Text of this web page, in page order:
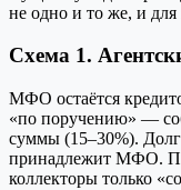
не одно и то же, и
Схема 1.
МФО остаётся
«по поручению» —
суммы (15–30%).
принадлежит МФО.
коллекторы только